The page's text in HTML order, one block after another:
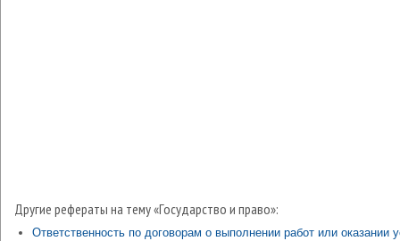
Другие рефераты на тему «Государство и право»:
Ответственность по договорам о выполнении работ или оказании